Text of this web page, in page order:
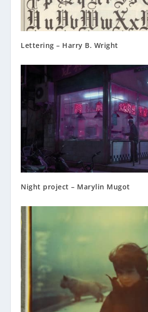
Lettering – Harry B. Wright
Night project – Marylin Mugot